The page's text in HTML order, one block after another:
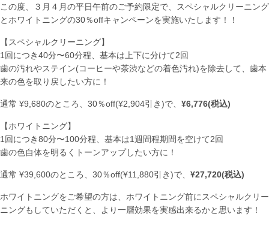
この度、３月４月の平日午前のご予約限定で、スペシャルクリーニング
とホワイトニングの30％offキャンペーンを実施いたします！！
【スペシャルクリーニング】
1回につき40分〜60分程、基本は上下に分けて2回
歯の汚れやステイン(コーヒーや茶渋などの着色汚れ)を除去して、歯本
来の色を取り戻したい方に！
通常 ¥9,680のところ、30％off(¥2,904引き)で、 ¥6,776(税込)
【ホワイトニング】
1回につき80分〜100分程、基本は1週間程期間を空けて2回
歯の色自体を明るくトーンアップしたい方に！
通常 ¥39,600のところ、30％off(¥11,880引き)で、 ¥27,720(税込)
ホワイトニングをご希望の方は、ホワイトニング前にスペシャルクリー
ニングもしていただくと、より一層効果を実感出来るかと思います！